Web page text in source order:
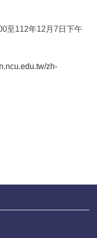
至112年12月7日下午
zh-